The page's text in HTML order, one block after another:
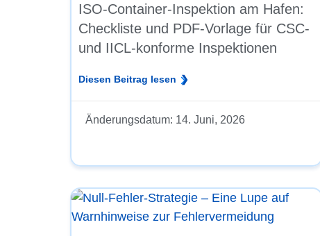
ISO-Container-Inspektion am Hafen:
Checkliste und PDF-Vorlage für CSC-
und IICL-konforme Inspektionen
Diesen Beitrag lesen
Änderungsdatum: 14. Juni, 2026